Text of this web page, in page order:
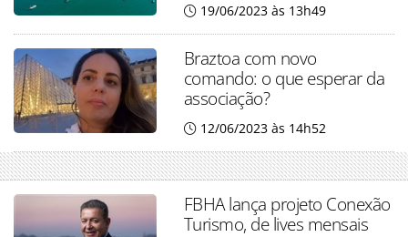
19/06/2023 às 13h49
Braztoa com novo
comando: o que esperar da
associação?
12/06/2023 às 14h52
FBHA lança projeto Conexão
Turismo, de lives mensais